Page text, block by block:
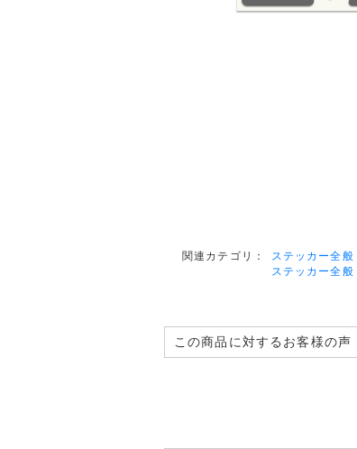
関連カテゴリ： ステッカー全般
ステッカー全般
この商品に対するお客様の声